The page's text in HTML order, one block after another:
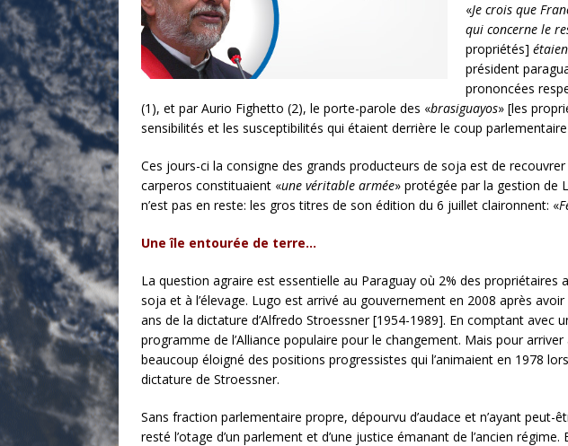
«Je crois que
qui concerne le
propriétés]
président
prononcées
(1), et par Aurio Fighetto (2), le porte-parole des «brasiguayos» [les
sensibilités et les susceptibilités qui étaient derrière le coup
Ces jours-ci la consigne des grands producteurs de soja est de
carperos constituaient «une véritable armée» protégée par la gestion de
n’est pas en reste: les gros titres de son édition du 6 juillet claironnent: «
Une île entourée de terre…
La question agraire est essentielle au Paraguay où 2% des
soja et à l’élevage. Lugo est arrivé au gouvernement en 2008 après
ans de la dictature d’Alfredo Stroessner [1954-1989]. En comptant
programme de l’Alliance populaire pour le changement. Mais pour
beaucoup éloigné des positions progressistes qui l’animaient en 1978
dictature de Stroessner.
Sans fraction parlementaire propre, dépourvu d’audace et n’ayant
resté l’otage d’un parlement et d’une justice émanant de l’ancien